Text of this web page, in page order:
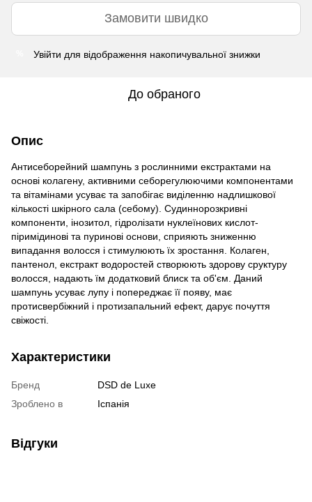
Замовити швидко
Увійти для відображення накопичувальної знижки
До обраного
Опис
Антисеборейний шампунь з рослинними екстрактами на
основі колагену, активними себорегулюючими компонентами
та вітамінами усуває та запобігає виділенню надлишкової
кількості шкірного сала (себому). Судиннорозкривні
компоненти, інозитол, гідролізати нуклеїнових кислот-
піримідинові та пуринові основи, сприяють зниженню
випадання волосся і стимулюють їх зростання. Колаген,
пантенол, екстракт водоростей створюють здорову сруктуру
волосся, надають їм додатковий блиск та об'єм. Даний
шампунь усуває лупу і попереджає її появу, має
протисвербіжний і протизапальний ефект, дарує почуття
свіжості.
Характеристики
Бренд
DSD de Luxe
Зроблено в
Іспанія
Відгуки